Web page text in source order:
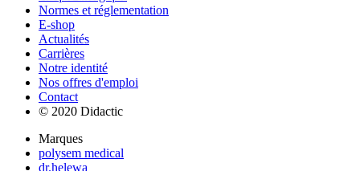
Normes et réglementation
E-shop
Actualités
Carrières
Notre identité
Nos offres d'emploi
Contact
© 2020 Didactic
Marques
polysem medical
dr.helewa